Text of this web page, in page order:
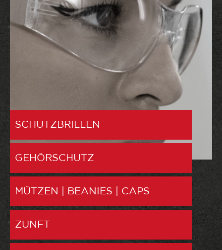
SCHUTZBRILLEN
GEHÖRSCHUTZ
MÜTZEN | BEANIES | CAPS
ZUNFT